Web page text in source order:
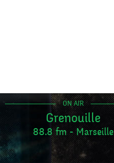
ON AIR
Grenouille
88.8 fm - Marseille